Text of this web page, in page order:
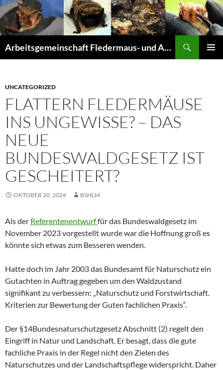
Arbeitsgemeinschaft Fledermaus- und Amphibienschutz Seligenstadt und Mainhausen
UNCATEGORIZED
FLATTERN FLEDERMÄUSE
INS UNGEWISSE? – DAS
NEUE
BUNDESWALDGESETZ IST
GESCHEITERT?
OKTOBER 20, 2024 BSHLM
Als der Referentenentwurffür das Bundeswaldgesetz im
November 2023 vorgestellt wurde war die Hoffnung groß es
könnte sich etwas zum Besseren wenden.
Hatte doch im Jahr 2003 das Bundesamt für Naturschutz ein
Gutachten in Auftrag gegeben um den Waldzustand
signifikant zu verbessern: „Naturschutz und Forstwirtschaft.
Kriterien zur Bewertung der Guten fachlichen Praxis“.
Der §14Bundesnaturschutzgesetz Abschnitt (2) regelt den
Eingriff in Natur und Landschaft. Er besagt, dass die gute
fachliche Praxis in der Regel nicht den Zielen des
Naturschutzes und der Landschaftspflege widerspricht. Daher